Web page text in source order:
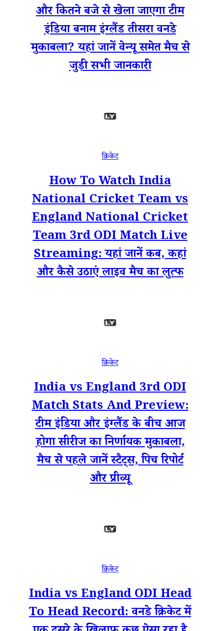
और कितने बजे से खेला जाएगा टीम
इंडिया बनाम इंग्लैंड तीसरा वनडे
मुकाबला? यहां जानें वेन्यू समेत मैच से
जुड़ी सभी जानकारी
क्रिकेट
How To Watch India
National Cricket Team vs
England National Cricket
Team 3rd ODI Match Live
Streaming: यहां जानें कब, कहां
और कैसे उठाएं लाइव मैच का लुत्फ
क्रिकेट
India vs England 3rd ODI
Match Stats And Preview:
टीम इंडिया और इंग्लैंड के बीच आज
होगा सीरीज का निर्णायक मुकाबला,
मैच से पहले जानें स्टैट्स, पिच रिपोर्ट
और प्रीव्यू
क्रिकेट
India vs England ODI Head
To Head Record: वनडे क्रिकेट में